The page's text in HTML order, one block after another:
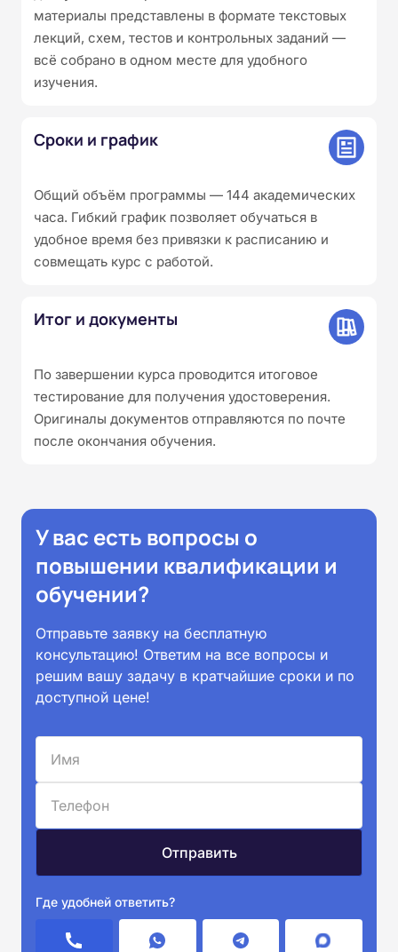
материалы представлены в формате текстовых
лекций, схем, тестов и контрольных заданий —
всё собрано в одном месте для удобного
изучения.
Сроки и график
Общий объём программы — 144 академических
часа. Гибкий график позволяет обучаться в
удобное время без привязки к расписанию и
совмещать курс с работой.
Итог и документы
По завершении курса проводится итоговое
тестирование для получения удостоверения.
Оригиналы документов отправляются по почте
после окончания обучения.
У вас есть вопросы о
повышении квалификации и
обучении?
Отправьте заявку на бесплатную
консультацию! Ответим на все вопросы и
решим вашу задачу в кратчайшие сроки и по
доступной цене!
Где удобней ответить?